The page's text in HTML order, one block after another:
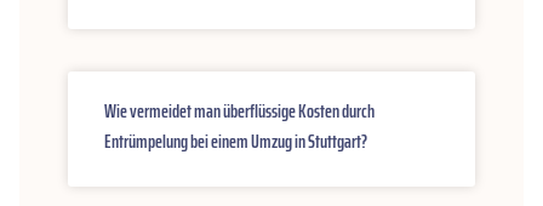
Wie vermeidet man überflüssige Kosten durch
Entrümpelung bei einem Umzug in Stuttgart?